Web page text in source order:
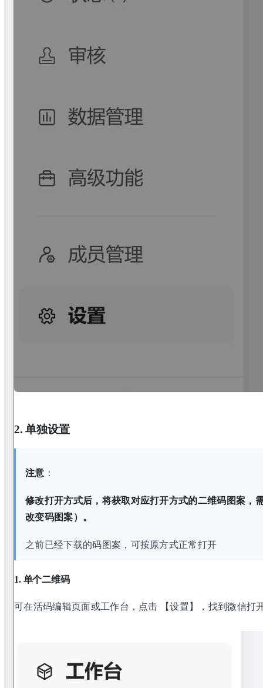
2. 单独设置
注意 ：
修改打开方式后，将获取对应打开方式的二维码图案，
改变码图案）。
之前已经下载的码图案，可按原方式正常打开
1. 单个二维码
可在活码编辑页面或工作台，点击 【设置】，找到微信打